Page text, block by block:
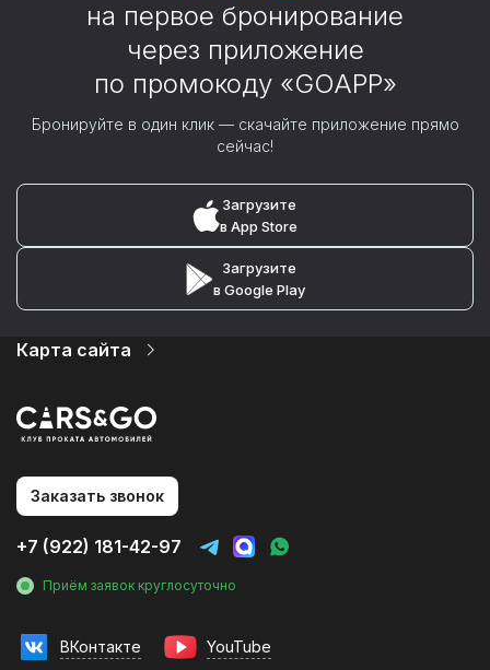
на первое бронирование
через приложение
по промокоду «GOAPP»
Бронируйте в один клик — скачайте приложение прямо
сейчас!
Загрузите
в App Store
Загрузите
в Google Play
Карта сайта
Услуги
О компании
Статьи и Новости
Контакты
Аренда без водителя
Трансфер в аэропорт
Трансфер на вокзал
Инвестиции в прокат
Заказать звонок
+7 (922) 181-42-97
Приём заявок круглосуточно
ВКонтакте YouTube